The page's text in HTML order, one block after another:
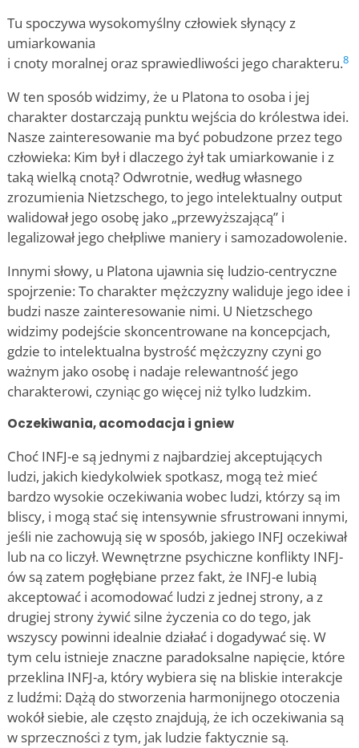
Tu spoczywa wysokomyślny człowiek słynący z
umiarkowania
i cnoty moralnej oraz sprawiedliwości jego charakteru.8
W ten sposób widzimy, że u Platona to osoba i jej
charakter dostarczają punktu wejścia do królestwa idei.
Nasze zainteresowanie ma być pobudzone przez tego
człowieka: Kim był i dlaczego żył tak umiarkowanie i z
taką wielką cnotą? Odwrotnie, według własnego
zrozumienia Nietzschego, to jego intelektualny output
walidował jego osobę jako „przewyższającą” i
legalizował jego chełpliwe maniery i samozadowolenie.
Innymi słowy, u Platona ujawnia się ludzio-centryczne
spojrzenie: To charakter mężczyzny waliduje jego idee i
budzi nasze zainteresowanie nimi. U Nietzschego
widzimy podejście skoncentrowane na koncepcjach,
gdzie to intelektualna bystrość mężczyzny czyni go
ważnym jako osobę i nadaje relewantność jego
charakterowi, czyniąc go więcej niż tylko ludzkim.
Oczekiwania, acomodacja i gniew
Choć INFJ-e są jednymi z najbardziej akceptujących
ludzi, jakich kiedykolwiek spotkasz, mogą też mieć
bardzo wysokie oczekiwania wobec ludzi, którzy są im
bliscy, i mogą stać się intensywnie sfrustrowani innymi,
jeśli nie zachowują się w sposób, jakiego INFJ oczekiwał
lub na co liczył. Wewnętrzne psychiczne konflikty INFJ-
ów są zatem pogłębiane przez fakt, że INFJ-e lubią
akceptować i acomodować ludzi z jednej strony, a z
drugiej strony żywić silne życzenia co do tego, jak
wszyscy powinni idealnie działać i dogadywać się. W
tym celu istnieje znaczne paradoksalne napięcie, które
przeklina INFJ-a, który wybiera się na bliskie interakcje
z ludźmi: Dążą do stworzenia harmonijnego otoczenia
wokół siebie, ale często znajdują, że ich oczekiwania są
w sprzeczności z tym, jak ludzie faktycznie są.